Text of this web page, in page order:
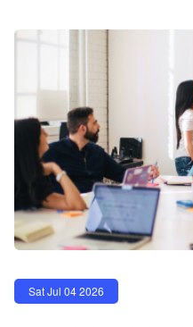
Sat Jul 04 2026